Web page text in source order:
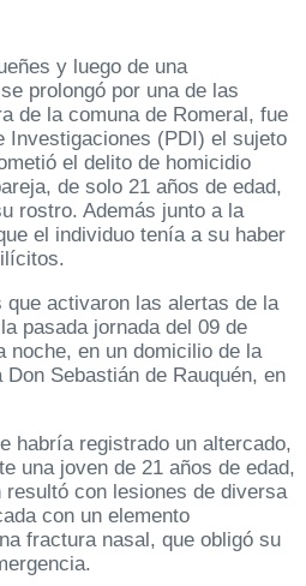
y luego de una
prolongó por una de las
de la comuna de Romeral, fue
Investigaciones (PDI) el sujeto
el delito de homicidio
de solo 21 años de edad,
rostro. Además junto a la
el individuo tenía a su haber
que activaron las alertas de la
pasada jornada del 09 de
noche, en un domicilio de la
Sebastián de Rauquén, en
habría registrado un altercado,
una joven de 21 años de edad,
resultó con lesiones de diversa
con un elemento
fractura nasal, que obligó su